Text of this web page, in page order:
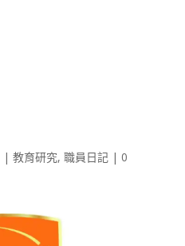
| 教育研究, 職員日記| 0